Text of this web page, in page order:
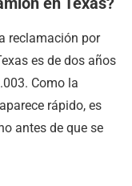
reclamación por
es de dos años
Como la
rápido, es
antes de que se